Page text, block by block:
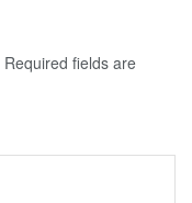
Required fields are